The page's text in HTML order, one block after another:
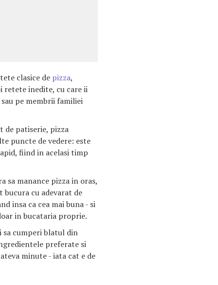
clasice de pizza,
retete inedite, cu care ii
pe membrii familiei
de patiserie, pizza
puncte de vedere: este
fiind in acelasi timp
sa manance pizza in oras,
bucura cu adevarat de
insa ca cea mai buna - si
in bucataria proprie.
sa cumperi blatul din
preferate si
minute - iata cat e de